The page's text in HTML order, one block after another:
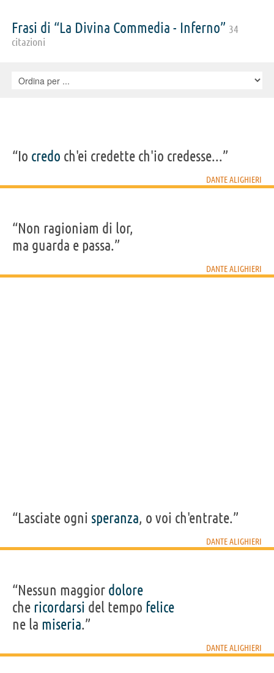
Frasi di “La Divina Commedia - Inferno” 34
citazioni
“Io credo ch'ei credette ch'io credesse...”
DANTE ALIGHIERI
“Non ragioniam di lor,
ma guarda e passa.”
DANTE ALIGHIERI
“Lasciate ogni speranza, o voi ch'entrate.”
DANTE ALIGHIERI
“Nessun maggior dolore
che ricordarsi del tempo felice
ne la miseria.”
DANTE ALIGHIERI